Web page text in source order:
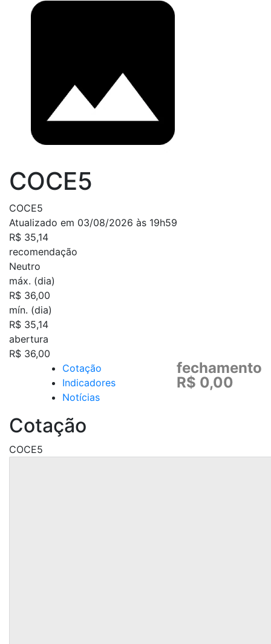
COCE5
COCE5
Atualizado em 03/08/2026 às 19h59
R$ 35,14
recomendação
Neutro
máx. (dia)
R$ 36,00
mín. (dia)
R$ 35,14
abertura
R$ 36,00
fechamento
R$ 0,00
Cotação
Indicadores
Notícias
Cotação
COCE5